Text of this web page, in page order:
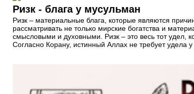
Ризк - блага у мусульман
Ризк – материальные блага, которые являются
рассматривать не только мирские богатства и
смысловыми и духовными. Ризк – это весь тот
Согласно Корану, истинный Аллах не требует удела